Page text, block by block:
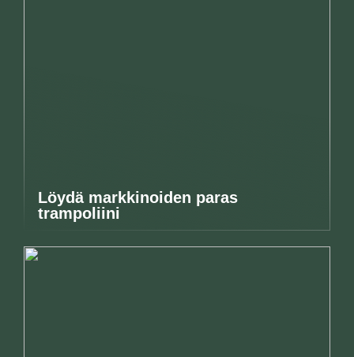
Löydä markkinoiden paras
trampoliini